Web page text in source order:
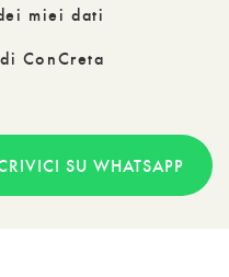
miei dati
ConCreta
SU WHATSAPP